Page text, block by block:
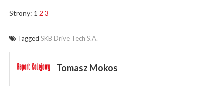
Strony: 1 2 3
Tagged SKB Drive Tech S.A.
Tomasz Mokos